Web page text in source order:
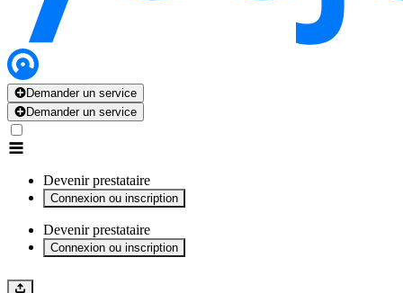
Demander un service
Demander un service
Devenir prestataire
Connexion ou inscription
Devenir prestataire
Connexion ou inscription